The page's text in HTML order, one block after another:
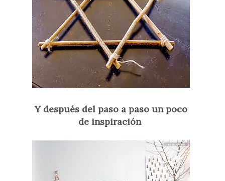
Y después del paso a paso un poco
de inspiración